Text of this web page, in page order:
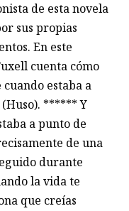
de esta novela
sus propias
En este
cuenta cómo
estaba a
****** Y
a punto de
de una
durante
la vida te
que creías